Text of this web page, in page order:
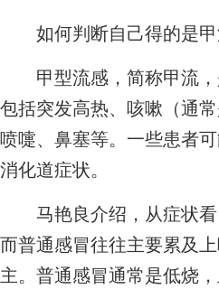
如何判断自己得的是甲
甲型流感，简称甲流，
包括突发高热、咳嗽（通
喷嚏、鼻塞等。一些患者
消化道症状。
马艳良介绍，从症状看
而普通感冒往往主要累及
主。普通感冒通常是低烧，